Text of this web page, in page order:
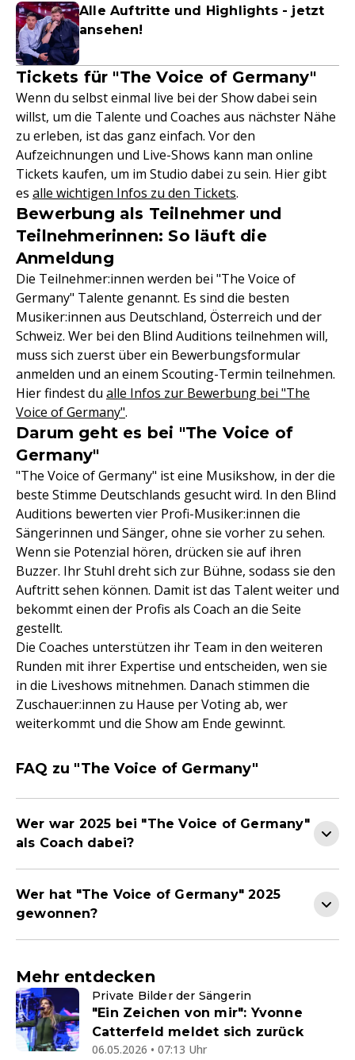
Alle Auftritte und Highlights - jetzt
ansehen!
Tickets für "The Voice of Germany"
Wenn du selbst einmal live bei der Show dabei sein
willst, um die Talente und Coaches aus nächster Nähe
zu erleben, ist das ganz einfach. Vor den
Aufzeichnungen und Live-Shows kann man online
Tickets kaufen, um im Studio dabei zu sein. Hier gibt
es alle wichtigen Infos zu den Tickets.
Bewerbung als Teilnehmer und
Teilnehmerinnen: So läuft die
Anmeldung
Die Teilnehmer:innen werden bei "The Voice of
Germany" Talente genannt. Es sind die besten
Musiker:innen aus Deutschland, Österreich und der
Schweiz. Wer bei den Blind Auditions teilnehmen will,
muss sich zuerst über ein Bewerbungsformular
anmelden und an einem Scouting-Termin teilnehmen.
Hier findest du alle Infos zur Bewerbung bei "The
Voice of Germany".
Darum geht es bei "The Voice of
Germany"
"The Voice of Germany" ist eine Musikshow, in der die
beste Stimme Deutschlands gesucht wird. In den Blind
Auditions bewerten vier Profi-Musiker:innen die
Sängerinnen und Sänger, ohne sie vorher zu sehen.
Wenn sie Potenzial hören, drücken sie auf ihren
Buzzer. Ihr Stuhl dreht sich zur Bühne, sodass sie den
Auftritt sehen können. Damit ist das Talent weiter und
bekommt einen der Profis als Coach an die Seite
gestellt.
Die Coaches unterstützen ihr Team in den weiteren
Runden mit ihrer Expertise und entscheiden, wen sie
in die Liveshows mitnehmen. Danach stimmen die
Zuschauer:innen zu Hause per Voting ab, wer
weiterkommt und die Show am Ende gewinnt.
FAQ zu "The Voice of Germany"
Wer war 2025 bei "The Voice of Germany"
als Coach dabei?
Wer hat "The Voice of Germany" 2025
gewonnen?
Mehr entdecken
Private Bilder der Sängerin
"Ein Zeichen von mir": Yvonne
Catterfeld meldet sich zurück
06.05.2026 • 07:13 Uhr